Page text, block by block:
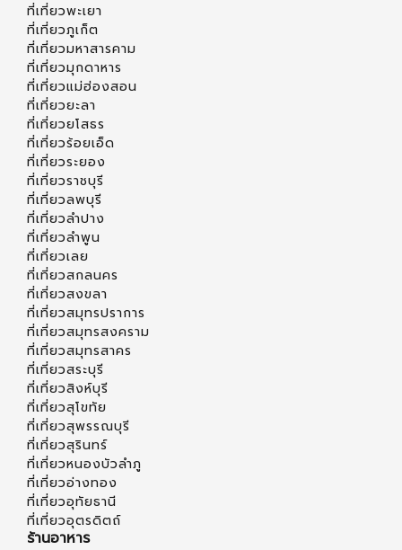
ที่เที่ยวพะเยา
ที่เที่ยวภูเก็ต
ที่เที่ยวมหาสารคาม
ที่เที่ยวมุกดาหาร
ที่เที่ยวแม่ฮ่องสอน
ที่เที่ยวยะลา
ที่เที่ยวยโสธร
ที่เที่ยวร้อยเอ็ด
ที่เที่ยวระยอง
ที่เที่ยวราชบุรี
ที่เที่ยวลพบุรี
ที่เที่ยวลำปาง
ที่เที่ยวลำพูน
ที่เที่ยวเลย
ที่เที่ยวสกลนคร
ที่เที่ยวสงขลา
ที่เที่ยวสมุทรปราการ
ที่เที่ยวสมุทรสงคราม
ที่เที่ยวสมุทรสาคร
ที่เที่ยวสระบุรี
ที่เที่ยวสิงห์บุรี
ที่เที่ยวสุโขทัย
ที่เที่ยวสุพรรณบุรี
ที่เที่ยวสุรินทร์
ที่เที่ยวหนองบัวลำภู
ที่เที่ยวอ่างทอง
ที่เที่ยวอุทัยธานี
ที่เที่ยวอุตรดิตถ์
ร้านอาหาร